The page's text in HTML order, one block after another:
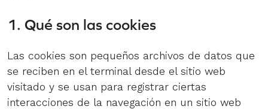
1. Qué son las cookies
Las cookies son pequeños archivos de datos que
se reciben en el terminal desde el sitio web
visitado y se usan para registrar ciertas
interacciones de la navegación en un sitio web